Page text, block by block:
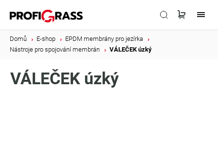
Domů E-shop EPDM membrány pro jezírka
Nástroje pro spojování membrán
VÁLEČEK úzký
VÁLEČEK úzký